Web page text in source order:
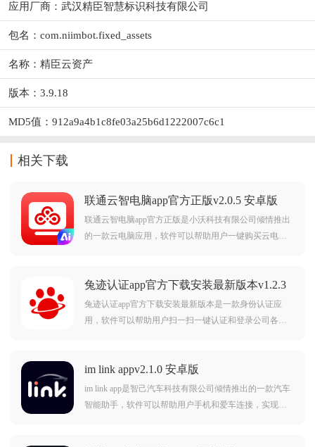
应用厂商： 武汉精臣智慧标识科技有限公司
包名：com.niimbot.fixed_assets
名称：精臣云资产
版本：3.9.18
MD5值：912a9a4b1c8fe03a25b6d1222007c6c1
相关下载
联通云智电脑app官方正版v2.0.5 安卓版
联通云智电脑app官方正版是小沃科技有限公司倾情推出
的一款云电脑应用，软件可以帮助用户一键购买云电
兔迹认证app官方下载安装最新版本v1.2.3
安卓版
兔迹认证app官方下载安装最新版本是一款身份认证应
用，软件可以帮助用户扫一扫一键认证和登录公司各个
im link appv2.1.0 安卓版
im link app是智己汽车科技有限公司倾情推出的一款汽车
智能助手，软件可以帮助用户手机和爱车连接，实现多